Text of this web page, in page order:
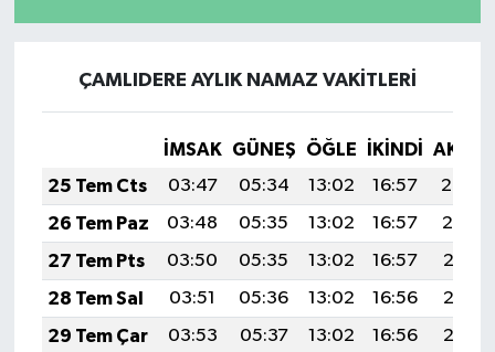
ÇAMLIDERE AYLIK NAMAZ VAKITLERI
İMSAK GÜNEŞ ÖĞLE İKINDI
25 Tem Cts
03:47 05:34 13:02 16:57
20:20
26 Tem Paz
03:48 05:35 13:02 16:57
20:19
27 Tem Pts
03:50 05:35 13:02 16:57
20:18
28 Tem Sal
03:51 05:36 13:02 16:56
20:17
29 Tem Çar
03:53 05:37 13:02 16:56
20:16